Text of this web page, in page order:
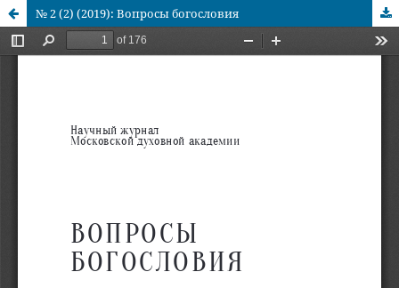
№ 2 (2) (2019): Вопросы богословия